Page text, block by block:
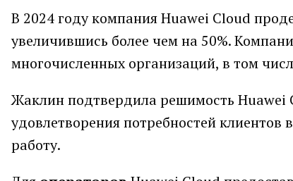
В 2024 году компания Huawei Cloud
увеличившись более чем на 50%.
многочисленных организаций, в том
Жаклин подтвердила решимость Huawei
удовлетворения потребностей клиентов
работу.